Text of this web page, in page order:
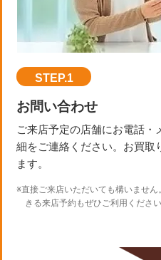
STEP.1
お問い合わせ
ご来店予定の店舗にお電話
細をご連絡ください。お買取
ます。
※直接ご来店いただいても構いませ
きる来店予約もぜひご利用ください